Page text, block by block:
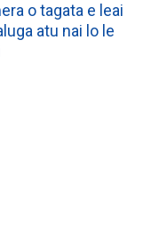
o tagata e leai
atu nai lo le